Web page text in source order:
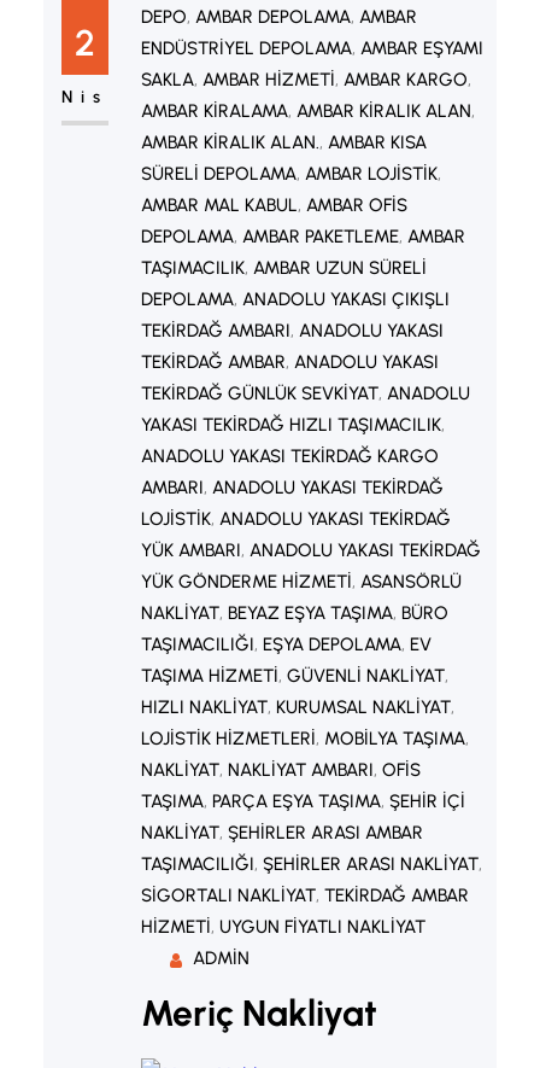
fabrikalar ve kurumsal işletmeler için
planlı taşımacılık büyük önem taşır.
Profesyonel işyeri taşıma firmaları,
eşyaların düzenli şekilde
paketlenmesini ve yeni lokasyona
sorunsuz ulaştırılmasını sağlar.
Profesyonel İşyeri Taşıma…
2
Nis
DEPO, AMBAR DEPOLAMA, AMBAR
ENDÜSTRIYEL DEPOLAMA, AMBAR EŞYAMI
SAKLA, AMBAR HIZMETI, AMBAR KARGO
AMBAR KIRALAMA, AMBAR KIRALIK ALAN
AMBAR KIRALIK ALAN., AMBAR KISA
SÜRELI DEPOLAMA, AMBAR LOJISTIK
AMBAR MAL KABUL, AMBAR OFIS
DEPOLAMA, AMBAR PAKETLEME, AMBAR
TAŞIMACILIK, AMBAR UZUN SÜRELI
DEPOLAMA, ANADOLU YAKASI ÇIKIŞLI
TEKIRDAĞ AMBARI, ANADOLU YAKASI
TEKIRDAĞ AMBAR, ANADOLU YAKASI
TEKIRDAĞ GÜNLÜK SEVKIYAT, ANADOLU
YAKASI TEKIRDAĞ HIZLI TAŞIMACILIK
ANADOLU YAKASI TEKIRDAĞ KARGO
AMBARI, ANADOLU YAKASI TEKIRDAĞ
LOJISTIK, ANADOLU YAKASI TEKIRDAĞ
YÜK AMBARI, ANADOLU YAKASI TEKIRDAĞ
YÜK GÖNDERME HIZMETI, ASANSÖRLÜ
NAKLIYAT, BEYAZ EŞYA TAŞIMA, BÜRO
TAŞIMACILIĞI, EŞYA DEPOLAMA, EV
TAŞIMA HIZMETI, GÜVENLI NAKLIYAT
HIZLI NAKLIYAT, KURUMSAL NAKLIYAT
LOJISTIK HIZMETLERI, MOBILYA TAŞIMA
NAKLIYAT, NAKLIYAT AMBARI, OFIS
TAŞIMA, PARÇA EŞYA TAŞIMA, ŞEHIR IÇI
NAKLIYAT, ŞEHIRLER ARASI AMBAR
TAŞIMACILIĞI, ŞEHIRLER ARASI NAKLIYAT
SIGORTALI NAKLIYAT, TEKIRDAĞ AMBAR
HIZMETI, UYGUN FIYATLI NAKLIYAT
ADMIN
Meriç Nakliyat